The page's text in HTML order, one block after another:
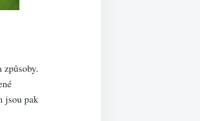
jsou pak